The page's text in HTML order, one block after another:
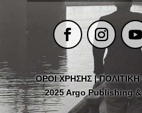
ΟΡΟΙ ΧΡΗΣΗΣ|ΠΟΛΙΤΙΚΗ
2025 Argo Publishing